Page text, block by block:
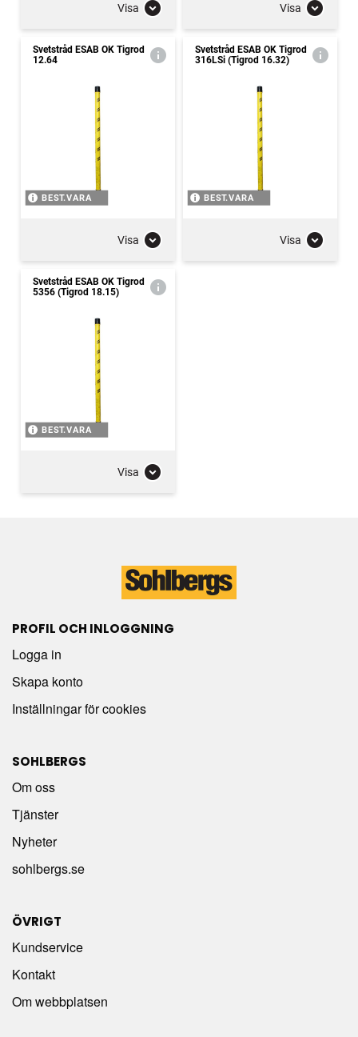
Visa Visa
Svetstråd ESAB OK Tigrod
12.64
BEST.VARA
Visa
Svetstråd ESAB OK Tigrod
316LSi (Tigrod 16.32)
BEST.VARA
Visa
Svetstråd ESAB OK Tigrod
5356 (Tigrod 18.15)
BEST.VARA
Visa
PROFIL OCH INLOGGNING
Logga in
Skapa konto
Inställningar för cookies
SOHLBERGS
Om oss
Tjänster
Nyheter
sohlbergs.se
ÖVRIGT
Kundservice
Kontakt
Om webbplatsen